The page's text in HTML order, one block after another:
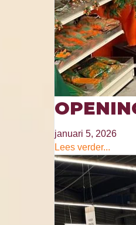
januari 5, 2026
Lees verder...